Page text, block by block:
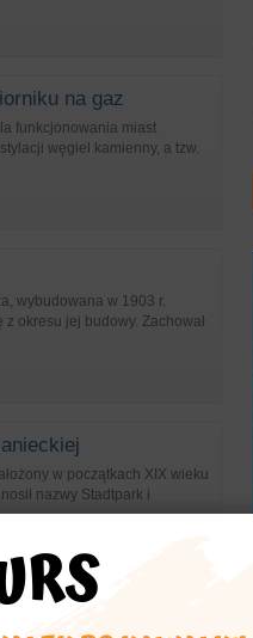
na gaz
funkcjonowania miast
węgiel kamienny, a tzw.
wybudowana w 1903 r.
okresu jej budowy. Zachował
w początkach XIX wieku
nazwy Stadtpark i